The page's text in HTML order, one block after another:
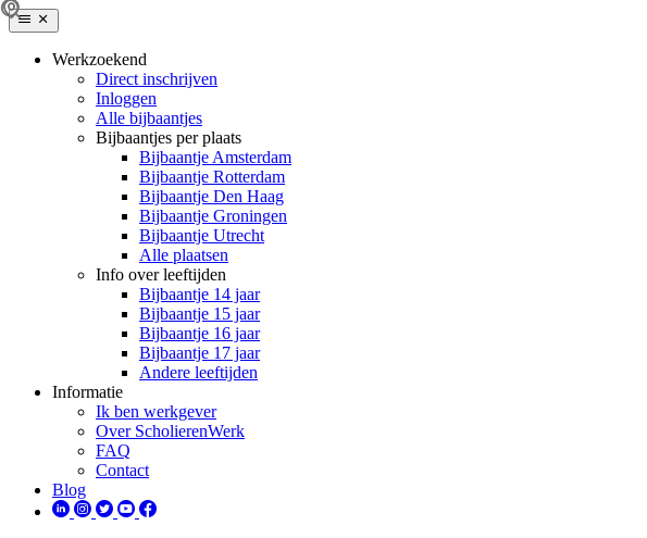
Werkzoekend
Direct inschrijven
Inloggen
Alle bijbaantjes
Bijbaantjes per plaats
Bijbaantje Amsterdam
Bijbaantje Rotterdam
Bijbaantje Den Haag
Bijbaantje Groningen
Bijbaantje Utrecht
Alle plaatsen
Info over leeftijden
Bijbaantje 14 jaar
Bijbaantje 15 jaar
Bijbaantje 16 jaar
Bijbaantje 17 jaar
Andere leeftijden
Informatie
Ik ben werkgever
Over ScholierenWerk
FAQ
Contact
Blog